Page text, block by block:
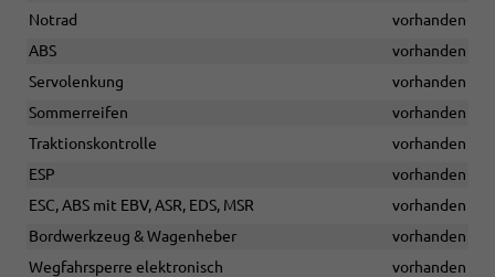
Notrad
vorhanden
ABS
vorhanden
Servolenkung
vorhanden
Sommerreifen
vorhanden
Traktionskontrolle
vorhanden
ESP
vorhanden
ESC, ABS mit EBV, ASR, EDS, MSR
vorhanden
Bordwerkzeug & Wagenheber
vorhanden
Wegfahrsperre elektronisch
vorhanden